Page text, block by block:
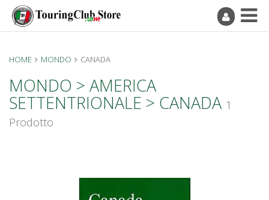
HOME MONDO CANADA
MONDO > AMERICA
SETTENTRIONALE > CANADA 1
Prodotto